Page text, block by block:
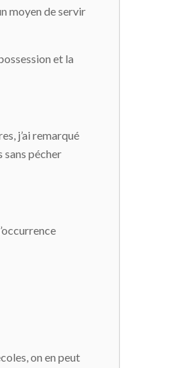
moyen de servir
et la
j’ai remarqué
sans pécher
on en peut